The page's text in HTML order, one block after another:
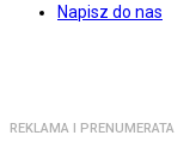
Napisz do nas
REKLAMA I PRENUMERATA